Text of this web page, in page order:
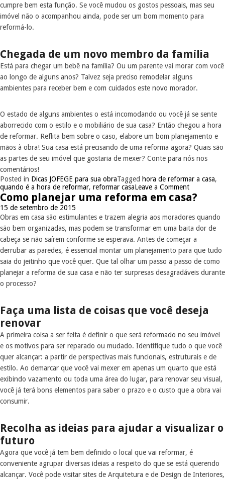
cumpre bem esta função. Se você mudou os gostos pessoais, mas seu
imóvel não o acompanhou ainda, pode ser um bom momento para
reformá-lo.
Chegada de um novo membro da família
Está para chegar um bebê na família? Ou um parente vai morar com você
ao longo de alguns anos? Talvez seja preciso remodelar alguns
ambientes para receber bem e com cuidados este novo morador.
O estado de alguns ambientes o está incomodando ou você já se sente
aborrecido com o estilo e o mobiliário de sua casa? Então chegou a hora
de reformar. Reflita bem sobre o caso, elabore um bom planejamento e
mãos à obra! Sua casa está precisando de uma reforma agora? Quais são
as partes de seu imóvel que gostaria de mexer? Conte para nós nos
comentários!
Posted in Dicas JOFEGE para sua obraTagged hora de reformar a casa,
quando é a hora de reformar, reformar casaLeave a Comment
Como planejar uma reforma em casa?
15 de setembro de 2015
Obras em casa são estimulantes e trazem alegria aos moradores quando
são bem organizadas, mas podem se transformar em uma baita dor de
cabeça se não saírem conforme se esperava. Antes de começar a
derrubar as paredes, é essencial montar um planejamento para que tudo
saia do jeitinho que você quer. Que tal olhar um passo a passo de como
planejar a reforma de sua casa e não ter surpresas desagradáveis durante
o processo?
Faça uma lista de coisas que você deseja
renovar
A primeira coisa a ser feita é definir o que será reformado no seu imóvel
e os motivos para ser reparado ou mudado. Identifique tudo o que você
quer alcançar: a partir de perspectivas mais funcionais, estruturais e de
estilo. Ao demarcar que você vai mexer em apenas um quarto que está
exibindo vazamento ou toda uma área do lugar, para renovar seu visual,
você já terá bons elementos para saber o prazo e o custo que a obra vai
consumir.
Recolha as ideias para ajudar a visualizar o
futuro
Agora que você já tem bem definido o local que vai reformar, é
conveniente agrupar diversas ideias a respeito do que se está querendo
alcançar. Você pode visitar sites de Arquitetura e de Design de Interiores,